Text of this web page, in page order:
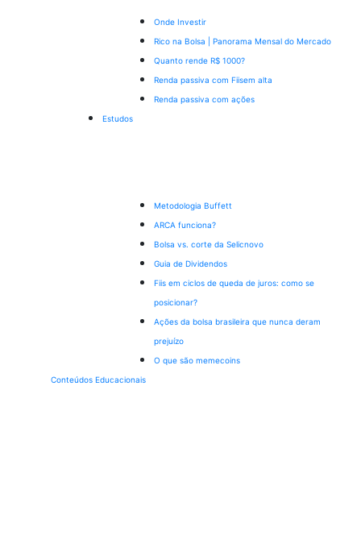
Onde Investir
Rico na Bolsa | Panorama Mensal do Mercado
Quanto rende R$ 1000?
Renda passiva com Fiisem alta
Renda passiva com ações
Estudos
Metodologia Buffett
ARCA funciona?
Bolsa vs. corte da Selicnovo
Guia de Dividendos
Fiis em ciclos de queda de juros: como se
posicionar?
Ações da bolsa brasileira que nunca deram
prejuízo
O que são memecoins
Conteúdos Educacionais